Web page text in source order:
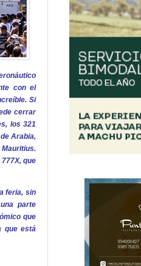
con el
Si
cerrar
los 321
Arabia,
Mauritius.
que
feria, sin
parte
que
que está